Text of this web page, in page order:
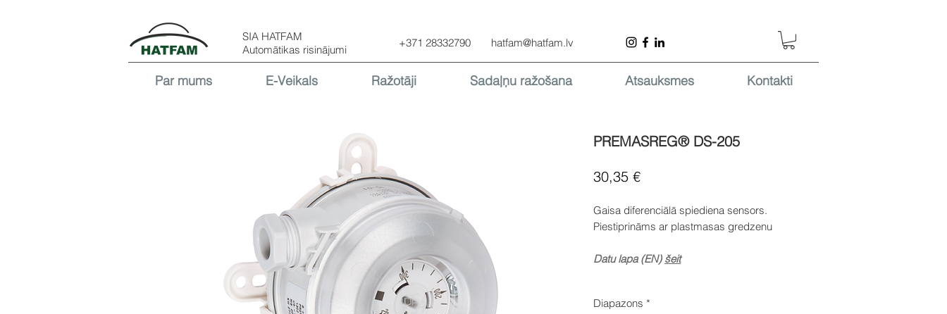
SIA HATFAM
Automātikas risinājumi
+371 28332790 hatfam@hatfam.lv
Par mums E-Veikals Ražotāji Sadaļņu ražošana Atsauksmes Kontakti
PREMASREG® DS-205
30,35 €Cena
Gaisa diferenciālā spiediena sensors.
Piestiprināms ar plastmasas gredzenu
Datu lapa (EN) šeit
Diapazons *